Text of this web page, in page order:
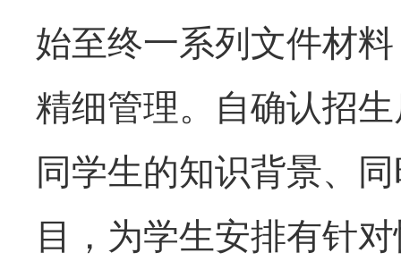
始至终一系列文件材
精细管理。自确认招
同学生的知识背景、
目，为学生安排有针